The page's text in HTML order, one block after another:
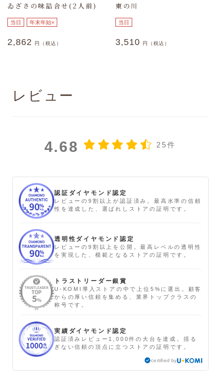
ゐざさの味詰合せ(2人前)
当日 年末年始×
2,862 円（税込）
東の川
当日
3,510 円（税込）
レビュー
4.68 25件
認証ダイヤモンド認定
レビューの9割以上が認証済み。最高水準の信頼
性を達成した、選ばれしストアの証明です。
透明性ダイヤモンド認定
レビューの9割以上を公開。最高レベルの透明性
を実現した、模範となるストアの証明です。
トラストリーダー銀賞
U-KOMI導入ストアの中で上位5%に選出。顧客
からの厚い信頼を集める、業界トップクラスの
称号です。
実績ダイヤモンド認定
認証済みレビュー1,000件の大台を達成。揺る
ぎない信頼の頂点に立つストアの証明です。
certified by